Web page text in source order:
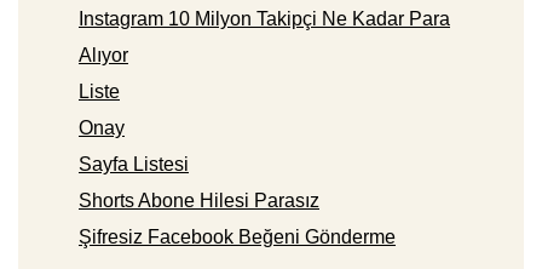
Instagram 10 Milyon Takipçi Ne Kadar Para
Alıyor
Liste
Onay
Sayfa Listesi
Shorts Abone Hilesi Parasız
Şifresiz Facebook Beğeni Gönderme